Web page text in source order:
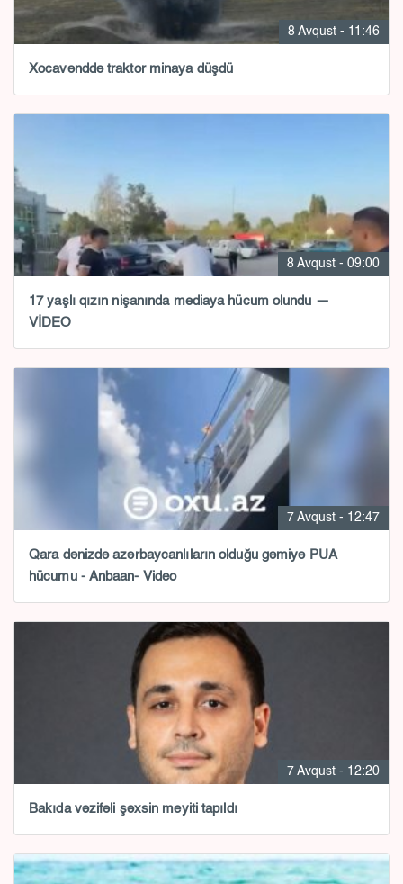
8 Avqust - 11:46
Xocavənddə traktor minaya düşdü
8 Avqust - 09:00
17 yaşlı qızın nişanında mediaya hücum olundu —
VİDEO
7 Avqust - 12:47
Qara dənizdə azərbaycanlıların olduğu gəmiyə PUA
hücumu - Anbaan- Video
7 Avqust - 12:20
Bakıda vəzifəli şəxsin meyiti tapıldı